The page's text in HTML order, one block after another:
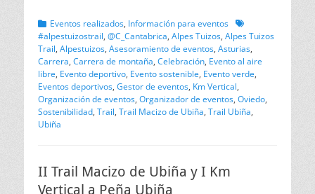
Categorias
Eventos realizados, Información para eventos Etiquetas
#alpestuizostrail, @C_Cantabrica, Alpes Tuizos, Alpes Tuizos
Trail, Alpestuizos, Asesoramiento de eventos, Asturias,
Carrera, Carrera de montaña, Celebración, Evento al aire
libre, Evento deportivo, Evento sostenible, Evento verde,
Eventos deportivos, Gestor de eventos, Km Vertical,
Organización de eventos, Organizador de eventos, Oviedo,
Sostenibilidad, Trail, Trail Macizo de Ubiña, Trail Ubiña,
Ubiña
II Trail Macizo de Ubiña y I Km
Vertical a Peña Ubiña